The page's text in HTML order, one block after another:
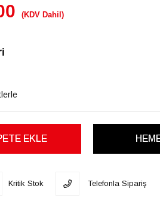
(KDV Dahil)
Kritik Stok Telefonla Sipariş